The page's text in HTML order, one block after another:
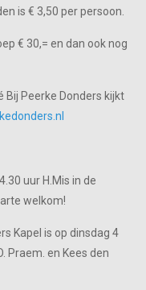
is € 3,50 per persoon.
€ 30,= en dan ook nog
Bij Peerke Donders kijkt
uur H.Mis in de
welkom!
Kapel is op dinsdag 4
Praem. en Kees den